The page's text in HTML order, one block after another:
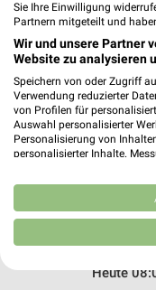
Werner-
Heute
133,47
Werner
39116
Heute
Sie Ihre Einwilligung
Partnern mitgeteilt und
Wir und unsere Partner
Website zu analysieren
Speichern von oder Zugriff
Verwendung reduzierter
von Profilen für
Auswahl personalisierter
Personalisierung von
personalisierter Inhalte.
Kombinationen von Daten
Verbesserung der
von Inhalten.
Daten können außerhalb
USA gesendet werden.
Website/App.